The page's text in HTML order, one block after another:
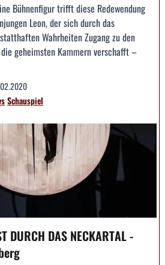
Bühnenfigur trifft diese Redewendung
Leon, der sich durch das
Wahrheiten Zugang zu den
geheimsten Kammern verschafft –
Schauspiel
DURCH DAS NECKARTAL -